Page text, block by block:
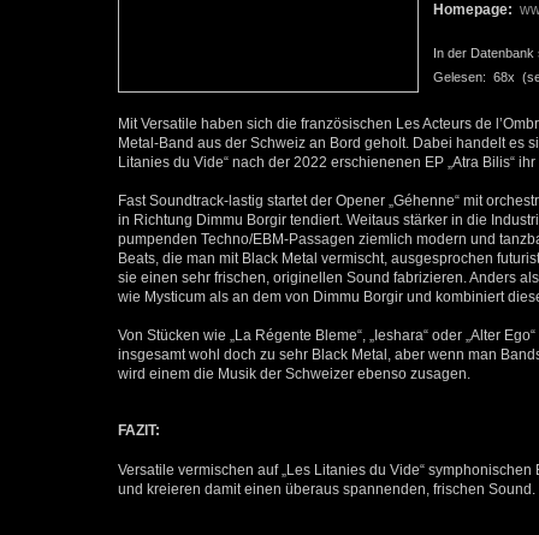
Homepage:
In der Datenbank
Gelesen: 68x
Mit Versatile haben sich die französischen Les Acteurs de
Metal-Band aus der Schweiz an Bord geholt. Dabei handelt es
Litanies du Vide“ nach der 2022 erschienenen EP „Atra Bilis“
Fast Soundtrack-lastig startet der Opener „Géhenne“ mit
in Richtung Dimmu Borgir tendiert. Weitaus stärker in die
pumpenden Techno/EBM-Passagen ziemlich modern und
Beats, die man mit Black Metal vermischt, ausgesprochen
sie einen sehr frischen, originellen Sound fabrizieren. Anders
wie Mysticum als an dem von Dimmu Borgir und kombiniert
Von Stücken wie „La Régente Bleme“, „Ieshara“ oder „Alter
insgesamt wohl doch zu sehr Black Metal, aber wenn man
wird einem die Musik der Schweizer ebenso zusagen.
FAZIT:
Versatile vermischen auf „Les Litanies du Vide“
und kreieren damit einen überaus spannenden, frischen Sound.